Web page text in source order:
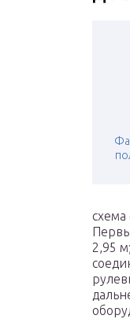
схема
2,95